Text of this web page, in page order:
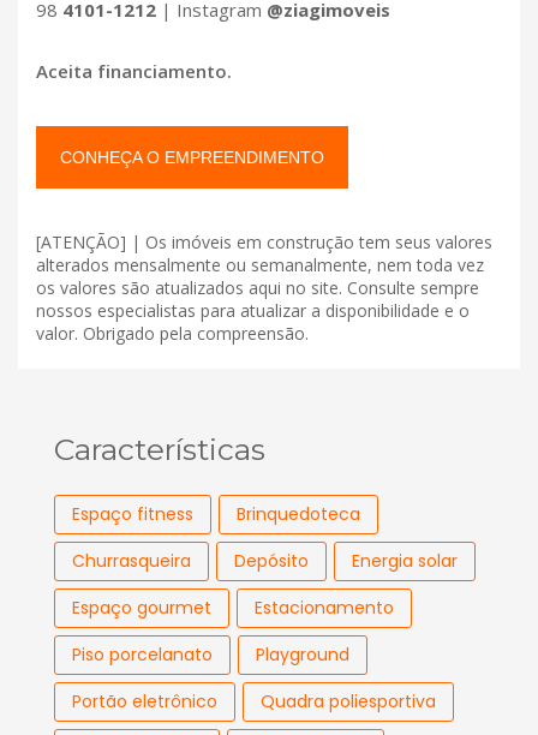
98 4101-1212 | Instagram @ziagimoveis
Aceita financiamento.
CONHEÇA O EMPREENDIMENTO
[ATENÇÃO] | Os imóveis em construção tem seus valores
alterados mensalmente ou semanalmente, nem toda vez
os valores são atualizados aqui no site. Consulte sempre
nossos especialistas para atualizar a disponibilidade e o
valor. Obrigado pela compreensão.
Características
Espaço fitness
Brinquedoteca
Churrasqueira
Depósito
Energia solar
Espaço gourmet
Estacionamento
Piso porcelanato
Playground
Portão eletrônico
Quadra poliesportiva